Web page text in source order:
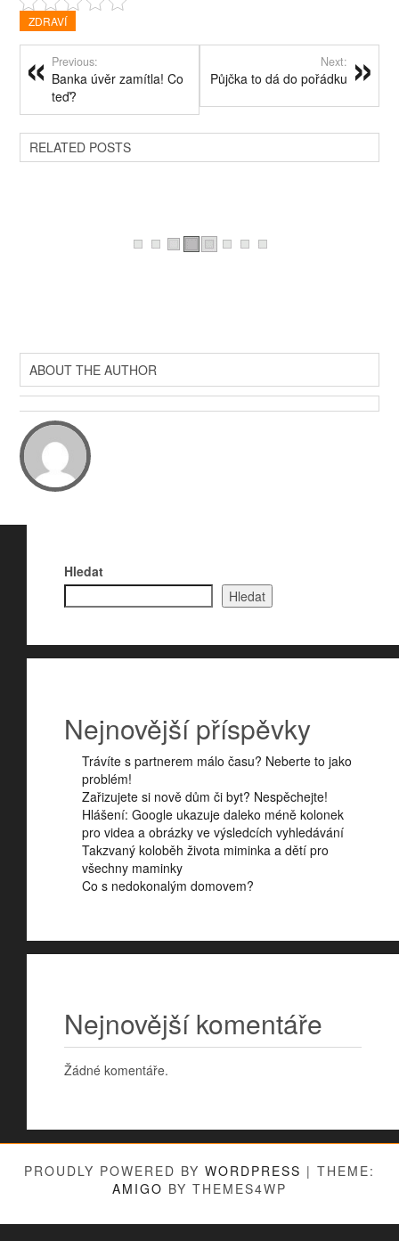
ZDRAVÍ
Previous:
Banka úvěr zamítla! Co
teď?
Next:
Půjčka to dá do pořádku
RELATED POSTS
ABOUT THE AUTHOR
Hledat
Hledat
Nejnovější příspěvky
Trávíte s partnerem málo času? Neberte to jako
problém!
Zařizujete si nově dům či byt? Nespěchejte!
Hlášení: Google ukazuje daleko méně kolonek
pro videa a obrázky ve výsledcích vyhledávání
Takzvaný koloběh života miminka a dětí pro
všechny maminky
Co s nedokonalým domovem?
Nejnovější komentáře
Žádné komentáře.
PROUDLY POWERED BY WORDPRESS | THEME:
AMIGO BY THEMES4WP